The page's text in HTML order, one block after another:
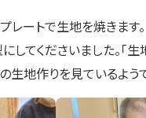
レートで生地を焼きます。
してくださいました。「生
生地作りを見ているよう